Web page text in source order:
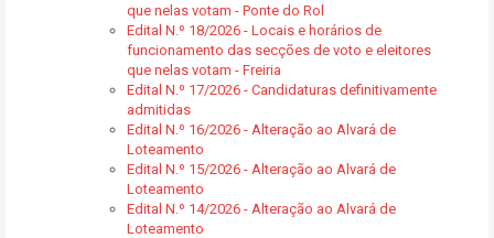
que nelas votam - Ponte do Rol
Edital N.º 18/2026 - Locais e horários de
funcionamento das secções de voto e eleitores
que nelas votam - Freiria
Edital N.º 17/2026 - Candidaturas definitivamente
admitidas
Edital N.º 16/2026 - Alteração ao Alvará de
Loteamento
Edital N.º 15/2026 - Alteração ao Alvará de
Loteamento
Edital N.º 14/2026 - Alteração ao Alvará de
Loteamento